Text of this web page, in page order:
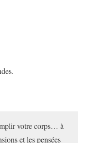
votre corps… à
et les pensées